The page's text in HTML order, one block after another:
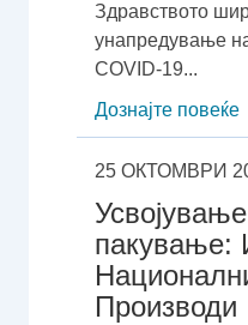
Здравството
унапредување
COVID-19...
Дознајте повеќе
25 ОКТОМВРИ
пакување:
Производи